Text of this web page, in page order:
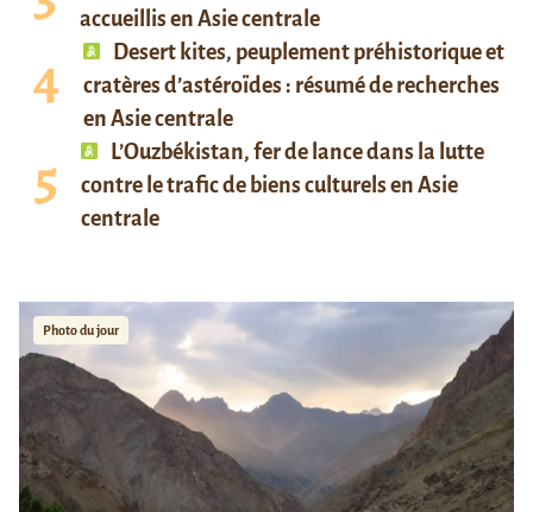
accueillis en Asie centrale
Desert kites, peuplement préhistorique et
cratères d’astéroïdes : résumé de recherches
en Asie centrale
L’Ouzbékistan, fer de lance dans la lutte
contre le trafic de biens culturels en Asie
centrale
Photo du jour